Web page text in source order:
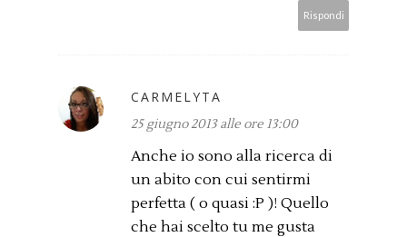
Rispondi
CARMELYTA
25 giugno 2013 alle ore 13:00
Anche io sono alla ricerca di
un abito con cui sentirmi
perfetta ( o quasi :P )! Quello
che hai scelto tu me gusta